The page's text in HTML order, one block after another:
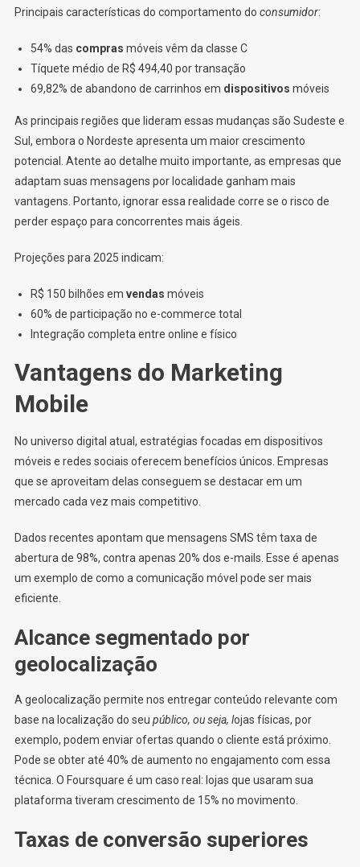
Principais características do comportamento do consumidor:
54% das compras móveis vêm da classe C
Tíquete médio de R$ 494,40 por transação
69,82% de abandono de carrinhos em dispositivos móveis
As principais regiões que lideram essas mudanças são Sudeste e
Sul, embora o Nordeste apresenta um maior crescimento
potencial. Atente ao detalhe muito importante, as empresas que
adaptam suas mensagens por localidade ganham mais
vantagens. Portanto, ignorar essa realidade corre se o risco de
perder espaço para concorrentes mais ágeis.
Projeções para 2025 indicam:
R$ 150 bilhões em vendas móveis
60% de participação no e-commerce total
Integração completa entre online e físico
Vantagens do Marketing
Mobile
No universo digital atual, estratégias focadas em dispositivos
móveis e redes sociais oferecem benefícios únicos. Empresas
que se aproveitam delas conseguem se destacar em um
mercado cada vez mais competitivo.
Dados recentes apontam que mensagens SMS têm taxa de
abertura de 98%, contra apenas 20% dos e-mails. Esse é apenas
um exemplo de como a comunicação móvel pode ser mais
eficiente.
Alcance segmentado por
geolocalização
A geolocalização permite nos entregar conteúdo relevante com
base na localização do seu público, ou seja, lojas físicas, por
exemplo, podem enviar ofertas quando o cliente está próximo.
Pode se obter até 40% de aumento no engajamento com essa
técnica. O Foursquare é um caso real: lojas que usaram sua
plataforma tiveram crescimento de 15% no movimento.
Taxas de conversão superiores